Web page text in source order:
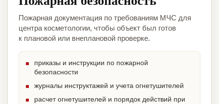
Пожарная документация по требованиям МЧС для
центра косметологии, чтобы объект был готов
к плановой или внеплановой проверке.
приказы и инструкции по пожарной
безопасности
журналы инструктажей и учета огнетушителей
расчет огнетушителей и порядок действий при